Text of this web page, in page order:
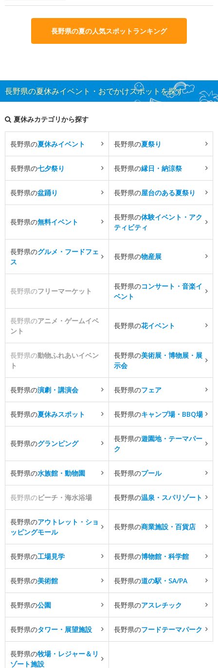
長野県の夏の人気スポットランキング
長野県の夏休みイベント・おでかけスポットを探す
夏休みカテゴリから探す
長野県の夏休みイベント 長野県の夏祭り
長野県の七夕祭り 長野県の縁日・納涼祭
長野県の盆踊り 長野県の屋台のある夏祭り
長野県の無料イベント
長野県の体験イベント・アク
ティビティ
長野県のグルメ・フードフェ
ス
長野県の物産展
長野県のフリーマーケット
長野県のコンサート・音楽イ
ベント
長野県のアニメ・ゲームイベ
ント
長野県の花イベント
長野県の動物ふれあいイベン
ト
長野県の美術展・博物展・展
示会
長野県の演劇・講演会 長野県のフェア
長野県の夏休みスポット 長野県のキャンプ場・BBQ場
長野県のグランピング
長野県の遊園地・テーマパー
ク
長野県の水族館・動物園 長野県のプール
長野県のビーチ・海水浴場 長野県の温泉・スパリゾート
長野県のアウトレット・ショ
ッピングモール
長野県の商業施設・百貨店
長野県の工場見学 長野県の博物館・科学館
長野県の美術館 長野県の道の駅・SA/PA
長野県の公園 長野県のアスレチック
長野県のタワー・展望施設 長野県のフードテーマパーク
長野県の牧場・レジャー＆リ
ゾート施設